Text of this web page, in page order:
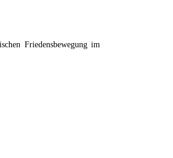
Friedensbewegung im